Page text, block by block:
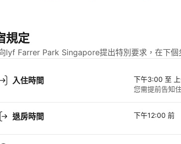
規定
lyf Farrer Park Singapore提出特別要求，在下個
入住時間
下午3:00 至
您需提前告知
退房時間 下午12:00 前